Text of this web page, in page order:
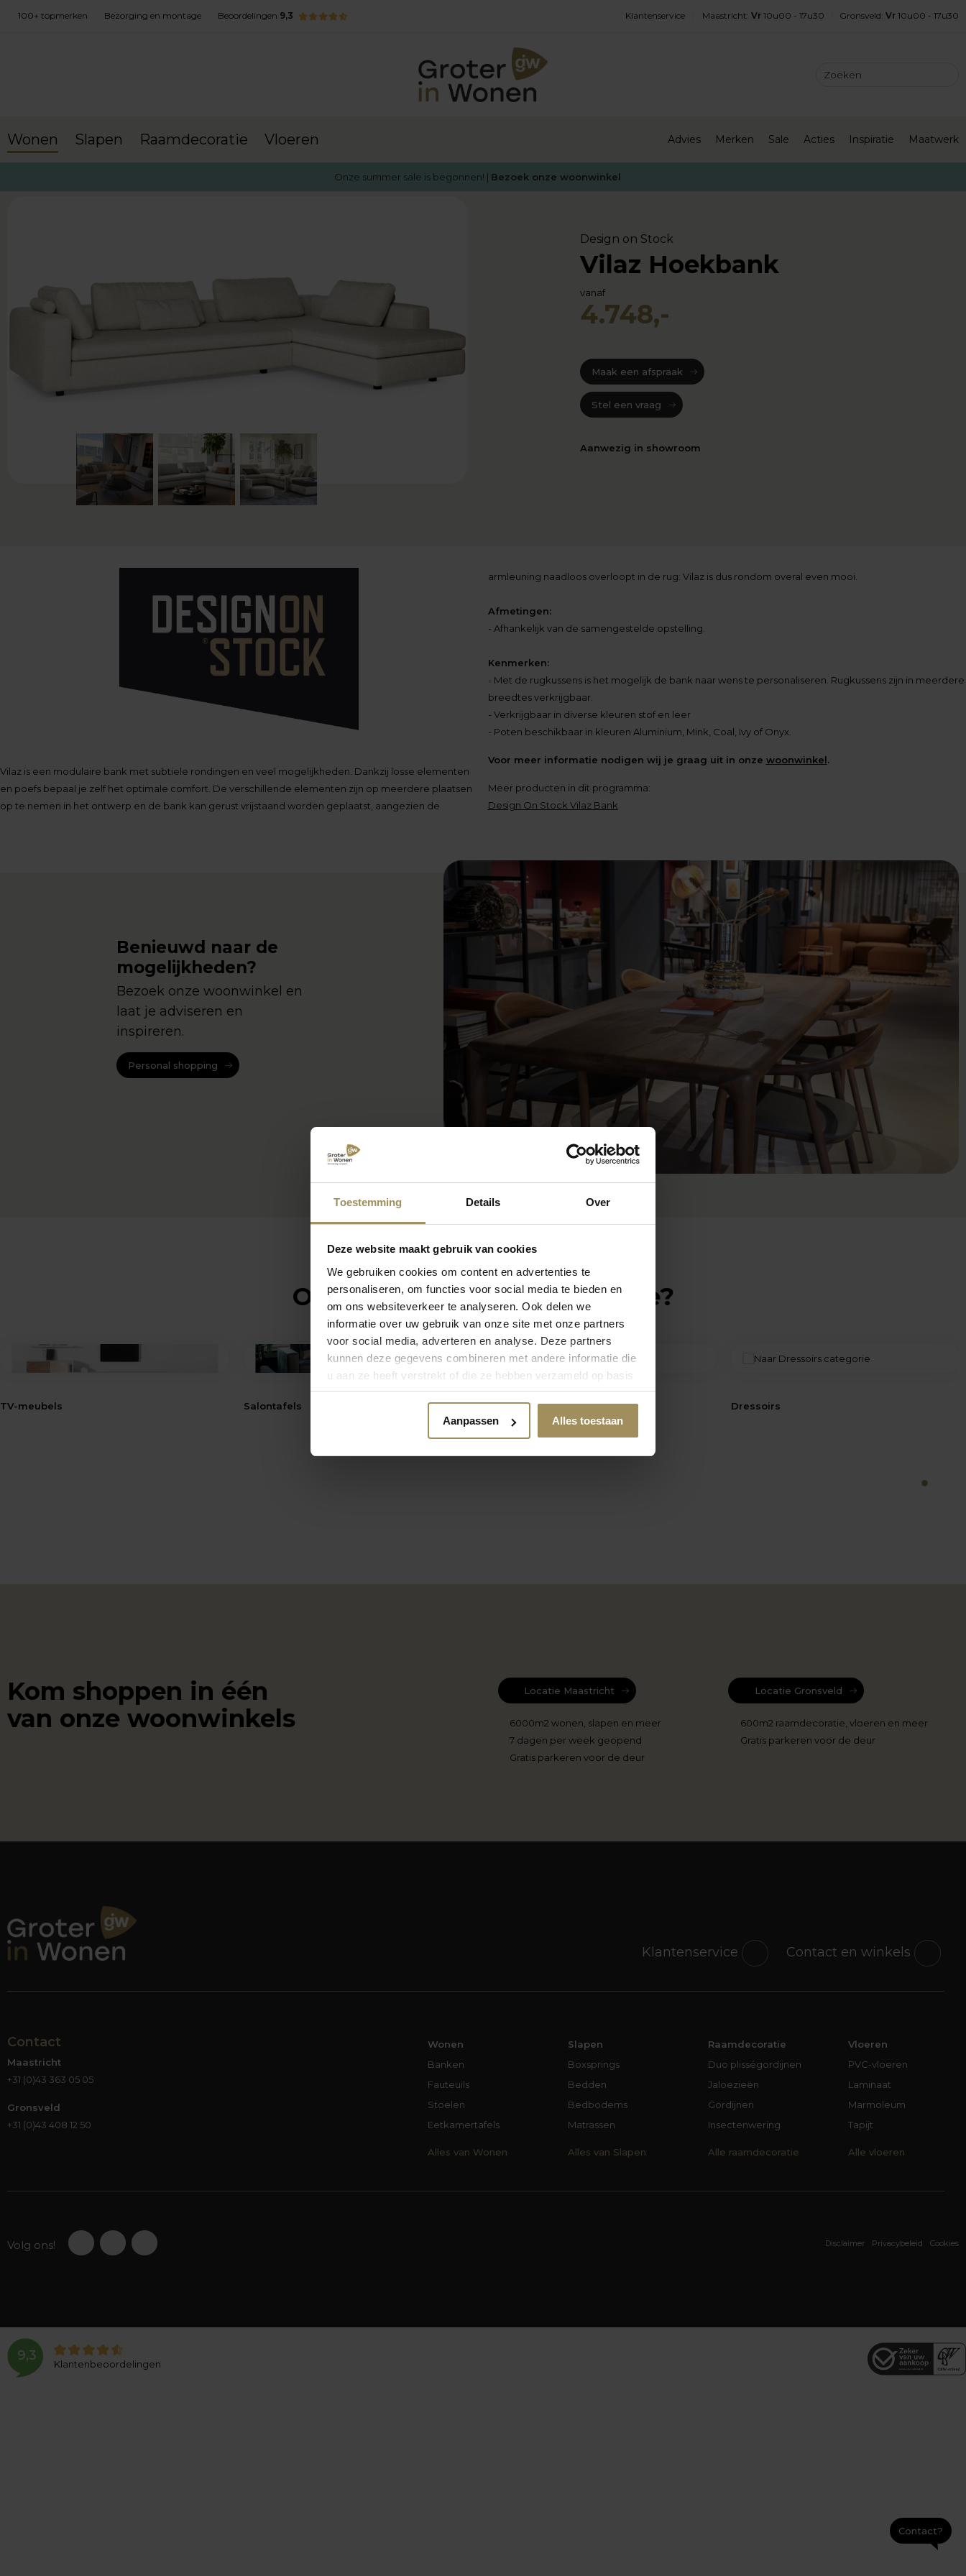
Toestemming Details Over
Deze website maakt gebruik van cookies
We gebruiken cookies om content en advertenties te
personaliseren, om functies voor social media te bieden en
om ons websiteverkeer te analyseren. Ook delen we
informatie over uw gebruik van onze site met onze partners
voor social media, adverteren en analyse. Deze partners
kunnen deze gegevens combineren met andere informatie die
u aan ze heeft verstrekt of die ze hebben verzameld op basis
van uw gebruik van hun services.
Aanpassen Alles toestaan
100+ topmerken Bezorging en montage Beoordelingen 9,3 Klantenservice Maastricht: Vr 10u00 - 17u30 Gronsveld: Vr 10u00 - 17u30
Wonen Slapen Raamdecoratie Vloeren Advies Merken Sale Acties Inspiratie Maatwerk
Onze summer sale is begonnen! | Bezoek onze woonwinkel
terug naar Wonen Banken
Design on Stock
Vilaz Hoekbank
vanaf
4.748,-
Maak een afspraak
Stel een vraag
Aanwezig in showroom
Vilaz is een modulaire bank met subtiele rondingen en veel mogelijkheden. Dankzij losse elementen
en poefs bepaal je zelf het optimale comfort. De verschillende elementen zijn op meerdere plaatsen
op te nemen in het ontwerp en de bank kan gerust vrijstaand worden geplaatst, aangezien de
armleuning naadloos overloopt in de rug: Vilaz is dus rondom overal even mooi.
Afmetingen:
- Afhankelijk van de samengestelde opstelling.
Kenmerken:
- Met de rugkussens is het mogelijk de bank naar wens te personaliseren. Rugkussens zijn in meerdere
breedtes verkrijgbaar.
- Verkrijgbaar in diverse kleuren stof en leer
- Poten beschikbaar in kleuren Aluminium, Mink, Coal, Ivy of Onyx.
Voor meer informatie nodigen wij je graag uit in onze woonwinkel.
Meer producten in dit programma:
Design On Stock Vilaz Bank
Benieuwd naar de
mogelijkheden?
Bezoek onze woonwinkel en
laat je adviseren en
inspireren.
Personal shopping
Op zoek naar meer inspiratie?
TV-meubels Salontafels Vloerkleden Dressoirs
1
Kom shoppen in één
van onze woonwinkels
Locatie Maastricht
6000m2 wonen, slapen en meer
7 dagen per week geopend
Gratis parkeren voor de deur
Locatie Gronsveld
600m2 raamdecoratie, vloeren en meer
Gratis parkeren voor de deur
Contact en winkels
Klantenservice
Contact
Maastricht
+31 (0)43 363 05 05
Gronsveld
+31 (0)43 408 12 50
Wonen
Banken
Fauteuils
Stoelen
Eetkamertafels
Alles van Wonen
Slapen
Boxsprings
Bedden
Bedbodems
Matrassen
Alles van Slapen
Raamdecoratie
Duo plisségordijnen
Jaloezieën
Gordijnen
Insectenwering
Alle raamdecoratie
Vloeren
PVC-vloeren
Laminaat
Marmoleum
Tapijt
Alle vloeren
Volg ons! Disclaimer Privacybeleid Cookies
9,3
Klantenbeoordelingen
Contact?